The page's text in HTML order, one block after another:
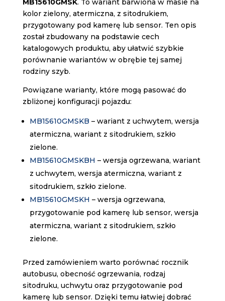
MB15610GMSK. To wariant barwiona w masie na
kolor zielony, atermiczna, z sitodrukiem,
przygotowany pod kamerę lub sensor. Ten opis
został zbudowany na podstawie cech
katalogowych produktu, aby ułatwić szybkie
porównanie wariantów w obrębie tej samej
rodziny szyb.
Powiązane warianty, które mogą pasować do
zbliżonej konfiguracji pojazdu:
MB15610GMSKB – wariant z uchwytem, wersja
atermiczna, wariant z sitodrukiem, szkło
zielone.
MB15610GMSKBH – wersja ogrzewana, wariant
z uchwytem, wersja atermiczna, wariant z
sitodrukiem, szkło zielone.
MB15610GMSKH – wersja ogrzewana,
przygotowanie pod kamerę lub sensor, wersja
atermiczna, wariant z sitodrukiem, szkło
zielone.
Przed zamówieniem warto porównać rocznik
autobusu, obecność ogrzewania, rodzaj
sitodruku, uchwytu oraz przygotowanie pod
kamerę lub sensor. Dzięki temu łatwiej dobrać